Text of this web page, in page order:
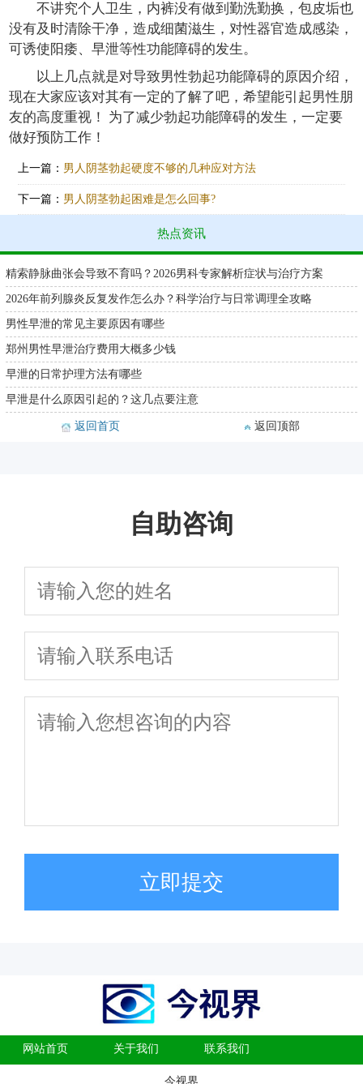
不讲究个人卫生，内裤没有做到勤洗勤换，包皮垢也
没有及时清除干净，造成细菌滋生，对性器官造成感染，
可诱使阳痿、早泄等性功能障碍的发生。
以上几点就是对导致男性勃起功能障碍的原因介绍，
现在大家应该对其有一定的了解了吧，希望能引起男性朋
友的高度重视！ 为了减少勃起功能障碍的发生，一定要
做好预防工作！
上一篇： 男人阴茎勃起硬度不够的几种应对方法
下一篇： 男人阴茎勃起困难是怎么回事?
热点资讯
精索静脉曲张会导致不育吗？2026男科专家解析症状与治疗方案
2026年前列腺炎反复发作怎么办？科学治疗与日常调理全攻略
男性早泄的常见主要原因有哪些
郑州男性早泄治疗费用大概多少钱
早泄的日常护理方法有哪些
早泄是什么原因引起的？这几点要注意
返回首页 返回顶部
自助咨询
立即提交
网站首页 关于我们 联系我们
今视界